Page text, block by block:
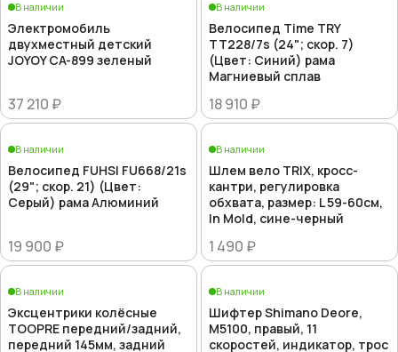
В наличии
Электромобиль
двухместный детский
JOYOY CA-899 зеленый
37 210 ₽
В наличии
Велосипед Time TRY
TT228/7s (24"; скор. 7)
(Цвет: Синий) рама
Магниевый сплав
18 910 ₽
В наличии
Велосипед FUHSI FU668/21s
(29"; скор. 21) (Цвет:
Серый) рама Алюминий
19 900 ₽
В наличии
Шлем вело TRIX, кросс-
кантри, регулировка
обхвата, размер: L 59-60см,
In Mold, сине-черный
1 490 ₽
В наличии
Эксцентрики колёсные
TOOPRE передний/задний,
передний 145мм, задний
В наличии
Шифтер Shimano Deore,
M5100, правый, 11
скоростей, индикатор, трос